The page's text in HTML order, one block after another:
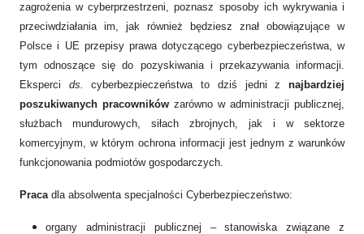
zagrożenia w cyberprzestrzeni, poznasz sposoby ich wykrywania i
przeciwdziałania im, jak również będziesz znał obowiązujące w
Polsce i UE przepisy prawa dotyczącego cyberbezpieczeństwa, w
tym odnoszące się do pozyskiwania i przekazywania informacji.
Eksperci ds.cyberbezpieczeństwa to dziś jedni znajbardziej
poszukiwanych pracowników zarówno w administracji publicznej,
służbach mundurowych, siłach zbrojnych, jak i w sektorze
komercyjnym, w którym ochrona informacji jest jednym z warunków
funkcjonowania podmiotów gospodarczych.
Praca dla absolwenta specjalności Cyberbezpieczeństwo:
organy administracji publicznej – stanowiska związane z